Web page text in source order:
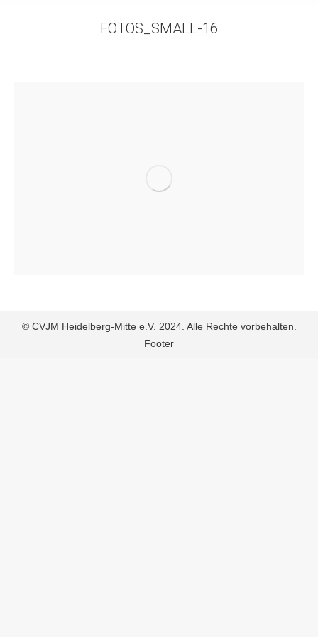
FOTOS_SMALL-16
© CVJM Heidelberg-Mitte e.V. 2024. Alle Rechte vorbehalten.
Footer